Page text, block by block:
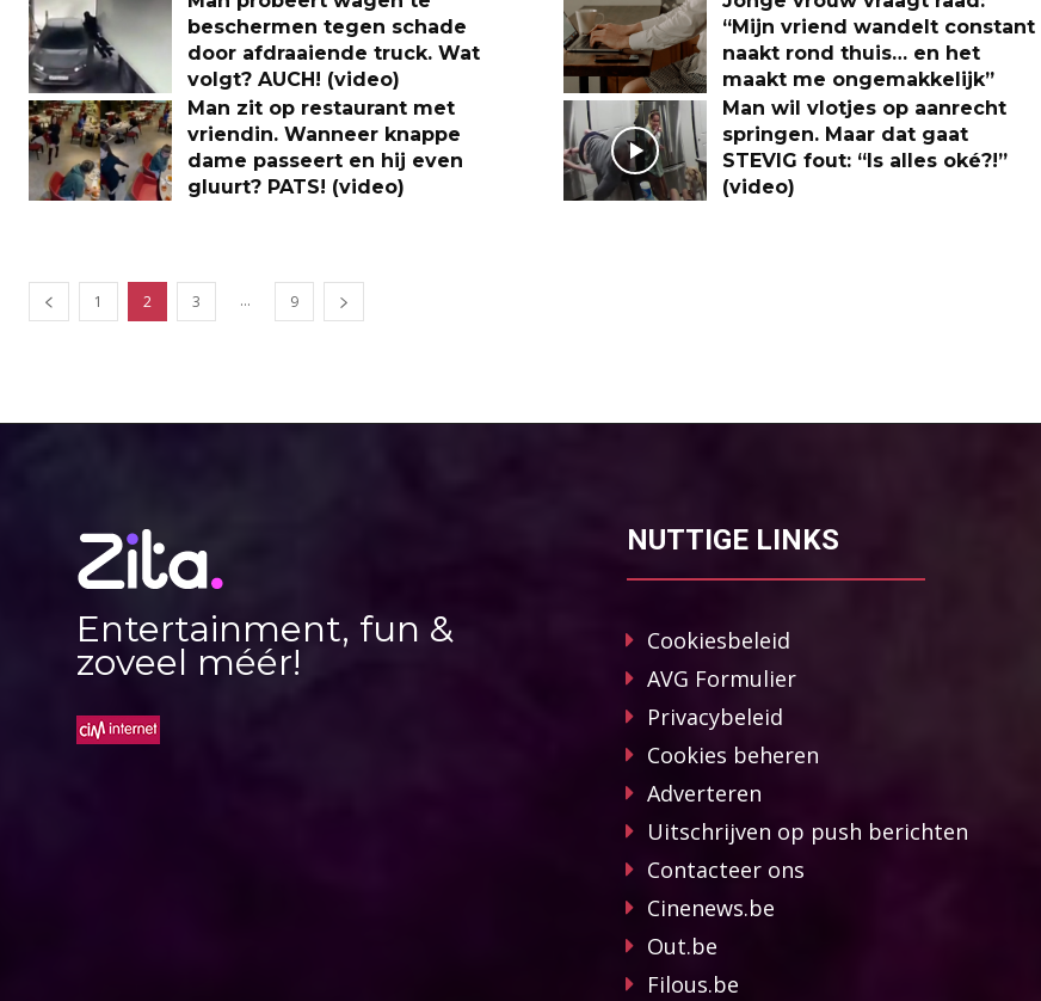
beschermen tegen schade
door afdraaiende truck. Wat
volgt? AUCH! (video)
“Mijn vriend wandelt constant
naakt rond thuis… en het
maakt me ongemakkelijk”
Man zit op restaurant met
vriendin. Wanneer knappe
dame passeert en hij even
gluurt? PATS! (video)
Man wil vlotjes op aanrecht
springen. Maar dat gaat
STEVIG fout: “Is alles oké?!”
(video)
1 2 3 ... 9
Entertainment, fun &
zoveel méér!
NUTTIGE LINKS
Cookiesbeleid
AVG Formulier
Privacybeleid
Cookies beheren
Adverteren
Uitschrijven op push berichten
Contacteer ons
Cinenews.be
Out.be
Filous.be